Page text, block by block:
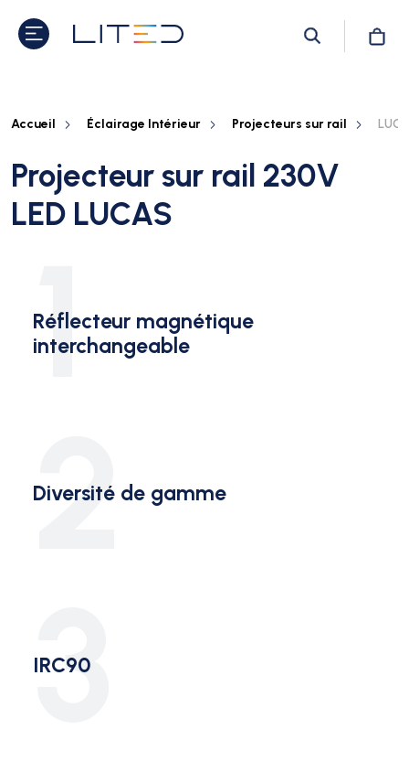
Accueil Éclairage Intérieur Projecteurs sur rail
Projecteur sur rail 230V
LED LUCAS
1
Réflecteur magnétique
interchangeable
2
Diversité de gamme
3
IRC90